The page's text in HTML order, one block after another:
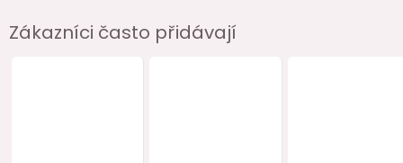
Zákazníci často přidávají